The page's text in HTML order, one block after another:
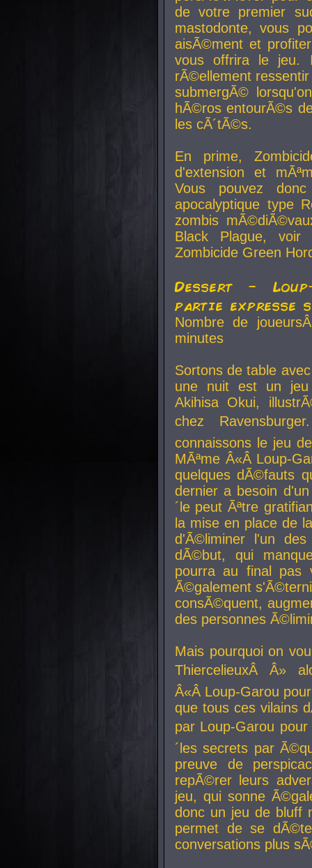
de votre premier
mastodonte, vous
aisÃ©ment et
vous offrira le jeu.
rÃ©ellement
submergÃ©
hÃ©ros entourÃ©s
les cÃ´tÃ©s.
En prime,
d'extension et
Vous pouvez
apocalyptique type
zombis
Black Plague,
Zombicide Green
Dessert -
partie expresse
Nombre de
minutes
Sortons de table
une nuit est un
Akihisa Okui,
chez
connaissons le jeu
MÃªme Â«Â Loup-
quelques dÃ©fauts
dernier a besoin
´le peut Ãªtre
la mise en place de
d'Ã©liminer l'un
dÃ©but, qui
pourra au final pas
Ã©galement
consÃ©quent,
des personnes
Mais pourquoi on
ThiercelieuxÂ Â»
Â«Â Loup-Garou
que tous ces vilains
par Loup-Garou
´les secrets par
preuve de
repÃ©rer leurs
jeu, qui sonne
donc un jeu de bluff
permet de se
conversations plus